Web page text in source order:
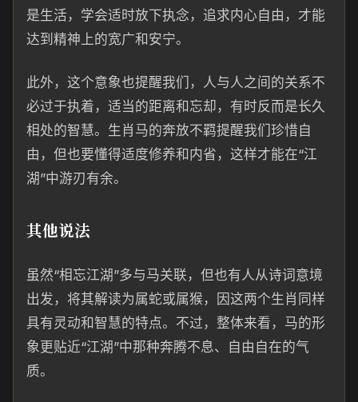
是生活，学会适时放下执念，追求内心自由，才能
达到精神上的宽广和安宁。
此外，这个意象也提醒我们，人与人之间的关系不
必过于执着，适当的距离和忘却，有时反而是长久
相处的智慧。生肖马的奔放不羁提醒我们珍惜自
由，但也要懂得适度修养和内省，这样才能在“江
湖”中游刃有余。
其他说法
虽然“相忘江湖”多与马关联，但也有人从诗词意境
出发，将其解读为属蛇或属猴，因这两个生肖同样
具有灵动和智慧的特点。不过，整体来看，马的形
象更贴近“江湖”中那种奔腾不息、自由自在的气
质。